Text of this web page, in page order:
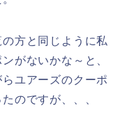
方と同じように私
がないかな～と、
ユアーズのクーポ
のですが、、、